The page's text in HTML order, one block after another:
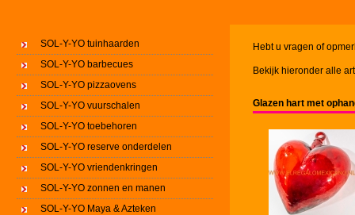
SOL-Y-YO tuinhaarden
SOL-Y-YO barbecues
SOL-Y-YO pizzaovens
SOL-Y-YO vuurschalen
SOL-Y-YO toebehoren
SOL-Y-YO reserve onderdelen
SOL-Y-YO vriendenkringen
SOL-Y-YO zonnen en manen
SOL-Y-YO Maya & Azteken
Hebt u vragen of
Bekijk hieronder alle
Glazen hart met